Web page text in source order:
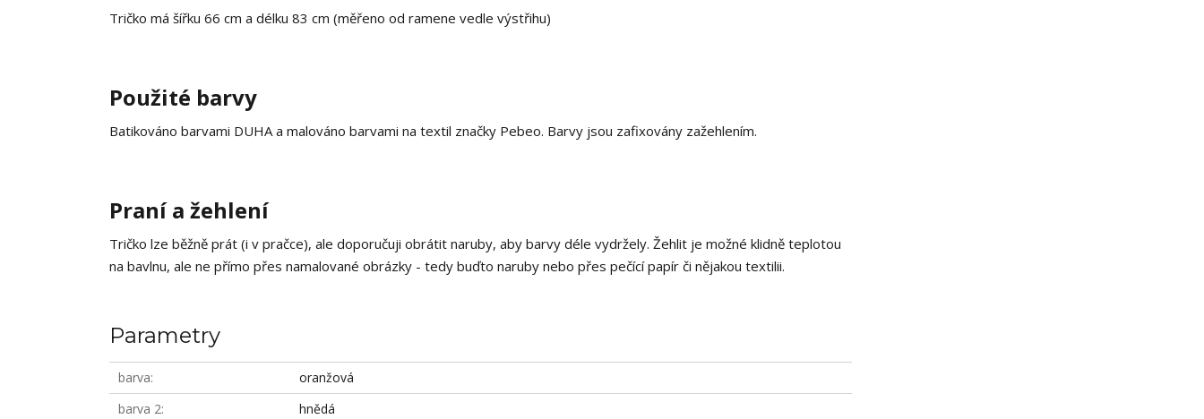
Tričko má šířku 66 cm a délku 83 cm (měřeno od ramene vedle výstřihu)
Použité barvy
Batikováno barvami DUHA a malováno barvami na textil značky Pebeo. Barvy jsou zafixovány zažehlením.
Praní a žehlení
Tričko lze běžně prát (i v pračce), ale doporučuji obrátit naruby, aby barvy déle vydržely. Žehlit je možné klidně teplotou
na bavlnu, ale ne přímo přes namalované obrázky - tedy buďto naruby nebo přes pečící papír či nějakou textilii.
Parametry
barva
oranžová
barva 2
hnědá